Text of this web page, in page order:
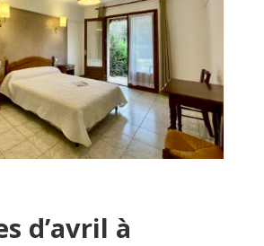
d’avril à